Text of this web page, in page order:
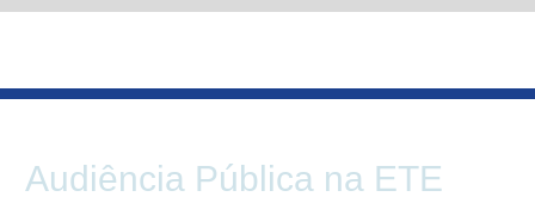
Ir
conteúdo
Audiência Pública na ETE